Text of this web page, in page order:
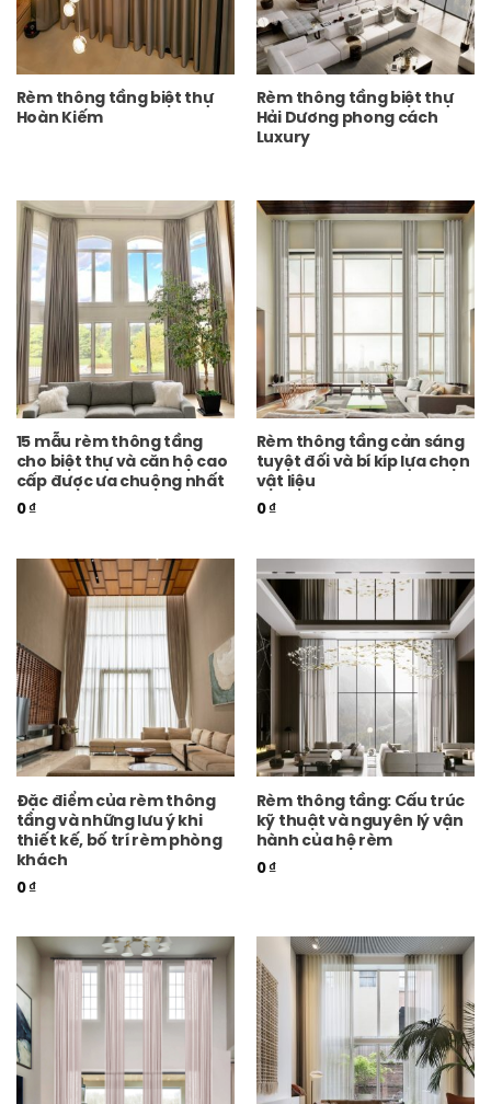
Rèm thông tầng biệt thự
Hoàn Kiếm
Rèm thông tầng biệt thự
Hải Dương phong cách
Luxury
15 mẫu rèm thông tầng
cho biệt thự và căn hộ cao
cấp được ưa chuộng nhất
0₫
Rèm thông tầng cản sáng
tuyệt đối và bí kíp lựa chọn
vật liệu
0₫
Đặc điểm của rèm thông
tầng và những lưu ý khi
thiết kế, bố trí rèm phòng
khách
0₫
Rèm thông tầng: Cấu trúc
kỹ thuật và nguyên lý vận
hành của hệ rèm
0₫